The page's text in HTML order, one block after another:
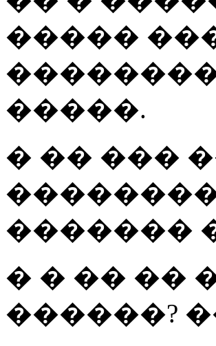
�����
�����.
� �� ���
�������
� � �� ��
������?